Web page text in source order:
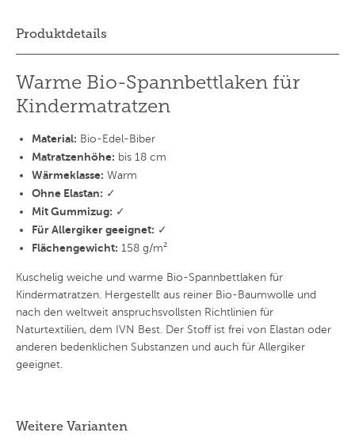
Produktdetails
Warme Bio-Spannbettlaken für
Kindermatratzen
Material: Bio-Edel-Biber
Matratzenhöhe: bis 18 cm
Wärmeklasse: Warm
Ohne Elastan: ✓
Mit Gummizug: ✓
Für Allergiker geeignet: ✓
Flächengewicht: 158 g/m²
Kuschelig weiche und warme Bio-Spannbettlaken für
Kindermatratzen. Hergestellt aus reiner Bio-Baumwolle und
nach den weltweit anspruchsvollsten Richtlinien für
Naturtextilien, dem IVN Best. Der Stoff ist frei von Elastan oder
anderen bedenklichen Substanzen und auch für Allergiker
geeignet.
Weitere Varianten